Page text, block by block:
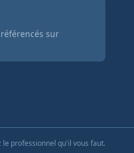
sur
professionnel qu'il vous faut.